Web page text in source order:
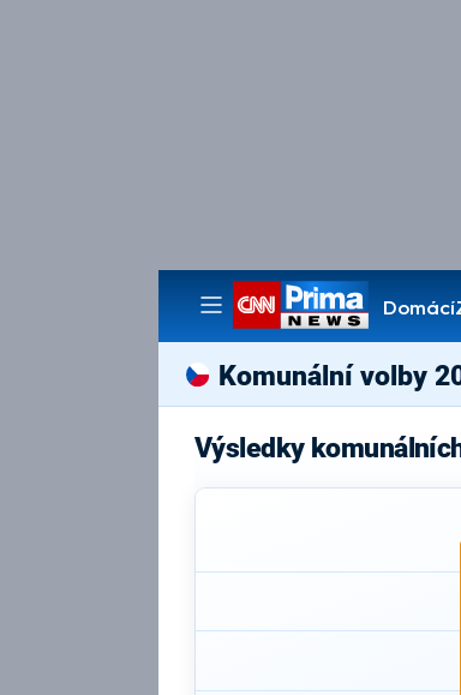
Domácí
Pořady
Komunální volby
Výsledky